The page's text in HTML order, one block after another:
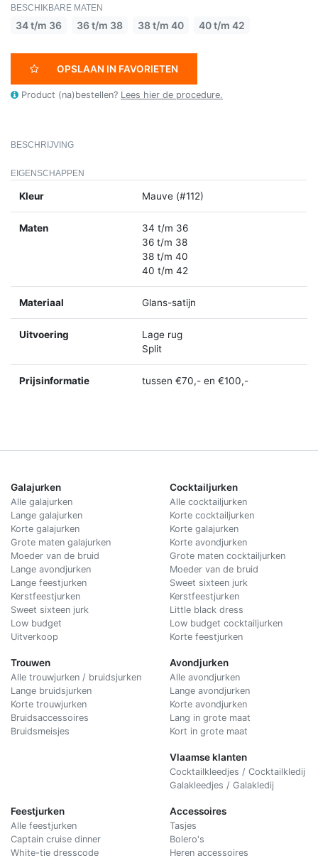
BESCHIKBARE MATEN
34 t/m 36 36 t/m 38 38 t/m 40 40 t/m 42
OPSLAAN IN FAVORIETEN
Product (na)bestellen? Lees hier de procedure.
BESCHRIJVING
EIGENSCHAPPEN
Kleur Mauve (#112)
Maten
34 t/m 36
36 t/m 38
38 t/m 40
40 t/m 42
Materiaal Glans-satijn
Uitvoering
Lage rug
Split
Prijsinformatie tussen €70,- en €100,-
Galajurken
Alle galajurken
Lange galajurken
Korte galajurken
Grote maten galajurken
Moeder van de bruid
Lange avondjurken
Lange feestjurken
Kerstfeestjurken
Sweet sixteen jurk
Low budget
Uitverkoop
Trouwen
Alle trouwjurken / bruidsjurken
Lange bruidsjurken
Korte trouwjurken
Bruidsaccessoires
Bruidsmeisjes
Cocktailjurken
Alle cocktailjurken
Korte cocktailjurken
Korte galajurken
Korte avondjurken
Grote maten cocktailjurken
Moeder van de bruid
Sweet sixteen jurk
Kerstfeestjurken
Little black dress
Low budget cocktailjurken
Korte feestjurken
Avondjurken
Alle avondjurken
Lange avondjurken
Korte avondjurken
Lang in grote maat
Kort in grote maat
Vlaamse klanten
Cocktailkleedjes / Cocktailkledij
Galakleedjes / Galakledij
Feestjurken
Alle feestjurken
Captain cruise dinner
White-tie dresscode
Accessoires
Tasjes
Bolero's
Heren accessoires